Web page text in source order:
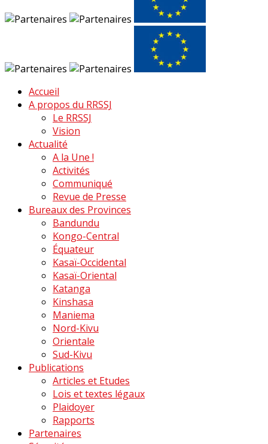
Accueil
A propos du RRSSJ
Le RRSSJ
Vision
Actualité
A la Une !
Activités
Communiqué
Revue de Presse
Bureaux des Provinces
Bandundu
Kongo-Central
Équateur
Kasaï-Occidental
Kasaï-Oriental
Katanga
Kinshasa
Maniema
Nord-Kivu
Orientale
Sud-Kivu
Publications
Articles et Etudes
Lois et textes légaux
Plaidoyer
Rapports
Partenaires